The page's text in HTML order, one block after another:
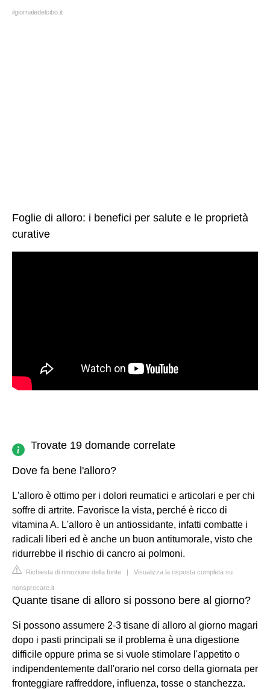
ilgiornaledelcibo.it
Foglie di alloro: i benefici per salute e le proprietà
curative
Trovate 19 domande correlate
Dove fa bene l'alloro?
L'alloro è ottimo per i dolori reumatici e articolari e per chi
soffre di artrite. Favorisce la vista, perché è ricco di
vitamina A. L'alloro è un antiossidante, infatti combatte i
radicali liberi ed è anche un buon antitumorale, visto che
ridurrebbe il rischio di cancro ai polmoni.
Richiesta di rimozione della fonte | Visualizza la risposta completa su
nonsprecare.it
Quante tisane di alloro si possono bere al giorno?
Si possono assumere 2-3 tisane di alloro al giorno magari
dopo i pasti principali se il problema è una digestione
difficile oppure prima se si vuole stimolare l'appetito o
indipendentemente dall'orario nel corso della giornata per
fronteggiare raffreddore, influenza, tosse o stanchezza.